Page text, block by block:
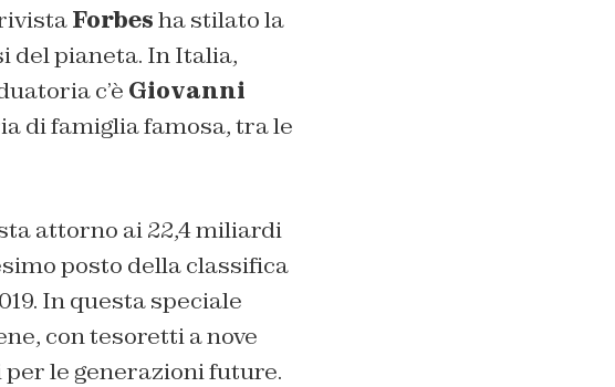
Forbesha stilato la
del pianeta. In Italia,
c’è Giovanni
di famiglia famosa, tra le
attorno ai 22,4 miliardi
posto della classifica
In questa speciale
con tesoretti a nove
le generazioni future.